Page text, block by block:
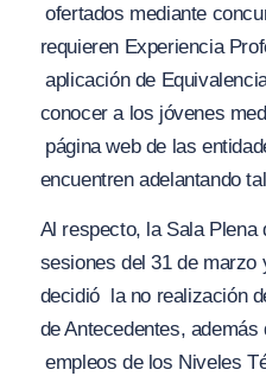
ofertados mediante
requieren Experiencia
aplicación de
conocer a los jóvenes
página web de las
encuentren adelantando
Al respecto, la Sala Plena
sesiones del 31 de marzo
decidió
la no realización
de Antecedentes,
empleos de los Niveles